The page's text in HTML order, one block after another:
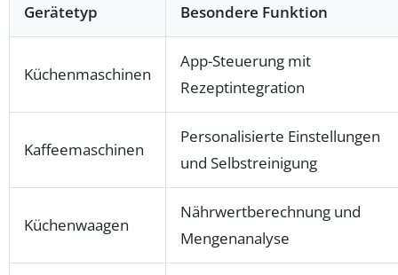
Gerätetyp Besondere Funktion
Küchenmaschinen
App-Steuerung mit
Rezeptintegration
Kaffeemaschinen
Personalisierte Einstellungen
und Selbstreinigung
Küchenwaagen
Nährwertberechnung und
Mengenanalyse